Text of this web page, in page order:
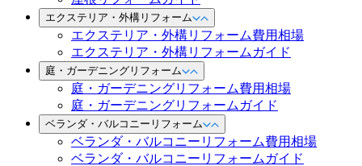
エクステリア・外構リフォーム
エクステリア・外構リフォーム費用相場
エクステリア・外構リフォームガイド
庭・ガーデニングリフォーム
庭・ガーデニングリフォーム費用相場
庭・ガーデニングリフォームガイド
ベランダ・バルコニーリフォーム
ベランダ・バルコニーリフォーム費用相場
ベランダ・バルコニーリフォームガイド